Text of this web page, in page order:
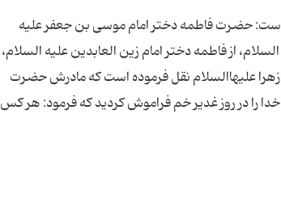
حضرت فاطمه دختر امام موسی بن جعفر علیه
از فاطمه دختر امام زین العابدین علیه السلام،
زهرا علیهاالسلام نقل فرموده است که مادرش حضرت
خدا را در روز غدیر خم فراموش کردید که فرمود: هر کس